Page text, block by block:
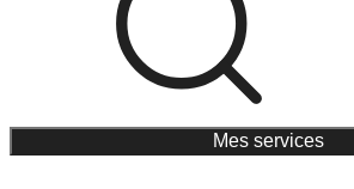
Mes services